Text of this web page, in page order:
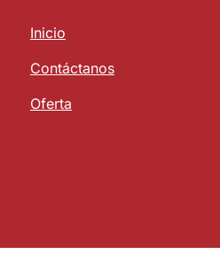
Inicio
Contáctanos
Oferta